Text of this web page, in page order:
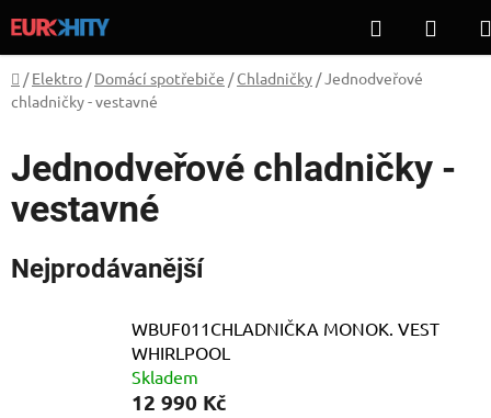
na
obsah
Hledat
Domů
/ Elektro / Domácí spotřebiče / Chladničky /Jednodveřové
chladničky - vestavné
Jednodveřové chladničky -
vestavné
Nejprodávanější
WBUF011CHLADNIČKA MONOK. VEST
WHIRLPOOL
Skladem
12 990 Kč